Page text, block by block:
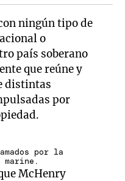
ningún tipo de
o
país soberano
que reúne y
distintas
por
por la
marine.
McHenry